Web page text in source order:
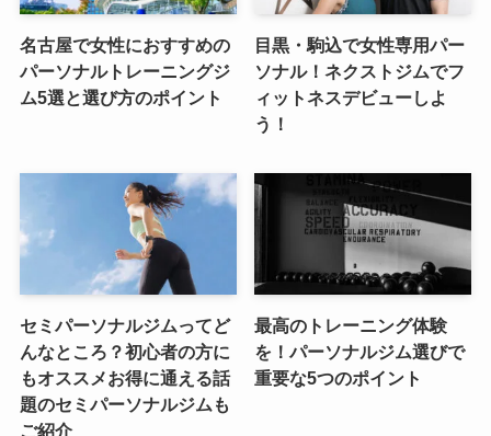
名古屋で女性におすすめの
パーソナルトレーニングジ
ム5選と選び方のポイント
目黒・駒込で女性専用パー
ソナル！ネクストジムでフ
ィットネスデビューしよ
う！
セミパーソナルジムってど
んなところ？初心者の方に
もオススメお得に通える話
題のセミパーソナルジムも
ご紹介
最高のトレーニング体験
を！パーソナルジム選びで
重要な5つのポイント